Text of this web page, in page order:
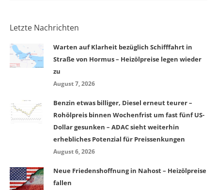
Letzte Nachrichten
Warten auf Klarheit bezüglich Schifffahrt in
Straße von Hormus – Heizölpreise legen wieder
zu
August 7, 2026
Benzin etwas billiger, Diesel erneut teurer –
Rohölpreis binnen Wochenfrist um fast fünf US-
Dollar gesunken – ADAC sieht weiterhin
erhebliches Potenzial für Preissenkungen
August 6, 2026
Neue Friedenshoffnung in Nahost – Heizölpreise
fallen